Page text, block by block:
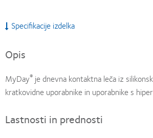
Specifikacije izdelka
Opis
MyDay® je dnevna kontaktna leča iz
kratkovidne uporabnike in uporabnike s
Lastnosti in prednosti